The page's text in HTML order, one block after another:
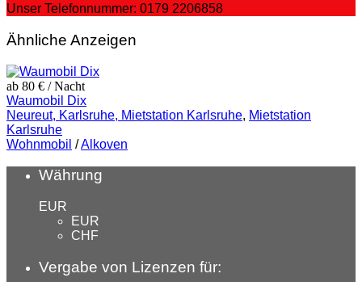
Unser Telefonnummer: 0179 2206858
Ähnliche Anzeigen
ab 80 € / Nacht
Waumobil Dix
Neureut, Karlsruhe, Mietstation Karlsruhe, Mietstation
Karlsruhe
Wohnmobil /Alkoven
Währung
EUR
EUR
CHF
Vergabe von Lizenzen für: